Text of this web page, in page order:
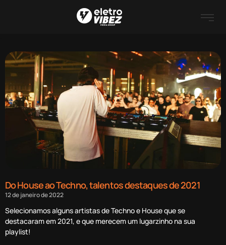
Do House ao Techno, talentos destaques de 2021
12 de janeiro de 2022
Selecionamos alguns artistas de Techno e House que se
destacaram em 2021, e que merecem um lugarzinho na sua
playlist!